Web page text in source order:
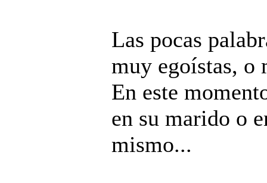
Las pocas
muy egoístas, o
En este
en su marido o
mismo...